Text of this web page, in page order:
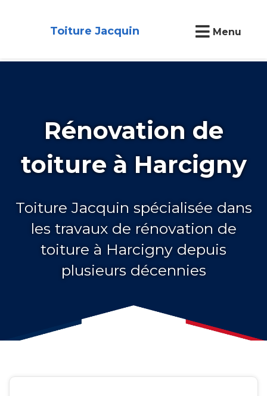
Toiture Jacquin Menu
Rénovation de
toiture à Harcigny
Toiture Jacquin spécialisée dans
les travaux de rénovation de
toiture à Harcigny depuis
plusieurs décennies